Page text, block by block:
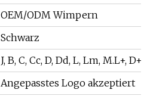
OEM/ODM Wimpern
Schwarz
J, B, C, Cc, D, Dd, L, Lm, M.L+, D+,
Angepasstes Logo akzeptiert